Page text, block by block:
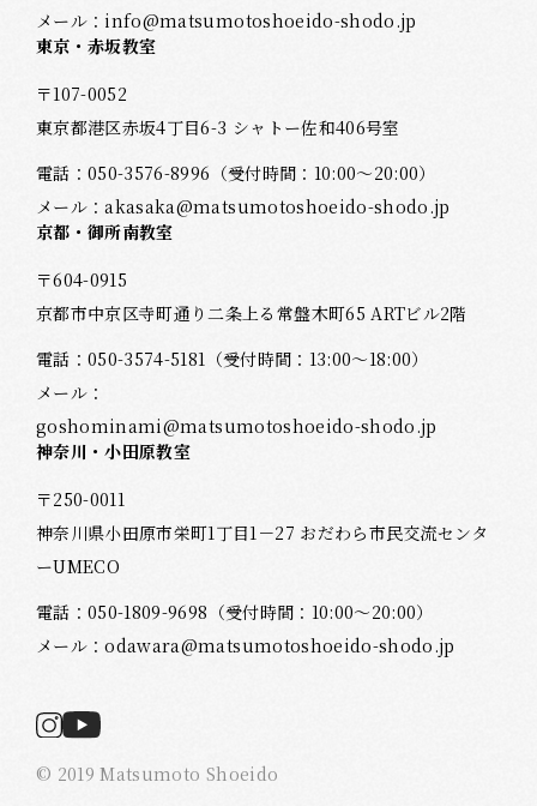
メール： info@matsumotoshoeido-shodo.jp
東京・赤坂教室
〒107-0052
東京都港区赤坂4丁目6-3 シャトー佐和406号室
電話：050-3576-8996 （受付時間：10:00～20:00）
メール：akasaka@matsumotoshoeido-shodo.jp
京都・御所南教室
〒604-0915
京都市中京区寺町通り二条上る常盤木町65 ARTビル2階
電話：050-3574-5181 （受付時間：13:00～18:00）
メール：
goshominami@matsumotoshoeido-shodo.jp
神奈川・小田原教室
〒250-0011
神奈川県小田原市栄町1丁目1－27 おだわら市民交流センタ
ーUMECO
電話：050-1809-9698 （受付時間：10:00～20:00）
メール：odawara@matsumotoshoeido-shodo.jp
© 2019 Matsumoto Shoeido